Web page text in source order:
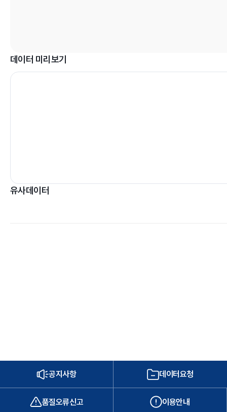
데이터 미리보기
유사데이터
공지사항 데이터요청
품질오류신고 이용안내